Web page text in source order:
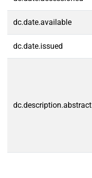
dc.date.available
dc.date.issued
dc.description.abstract